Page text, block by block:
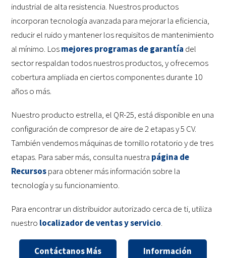
industrial de alta resistencia. Nuestros productos
incorporan tecnología avanzada para mejorar la eficiencia,
reducir el ruido y mantener los requisitos de mantenimiento
al mínimo. Losmejores programas de garantía del
sector respaldan todos nuestros productos, y ofrecemos
cobertura ampliada en ciertos componentes durante 10
años o más.
Nuestro producto estrella, el QR-25, está disponible en una
configuración de compresor de aire de 2 etapas y 5 CV.
También vendemos máquinas de tornillo rotatorio y de tres
etapas. Para saber más, consulta nuestra página de
Recursospara obtener más información sobre la
tecnología y su funcionamiento.
Para encontrar un distribuidor autorizado cerca de ti, utiliza
nuestro localizador de ventas y servicio.
Contáctanos Más Información